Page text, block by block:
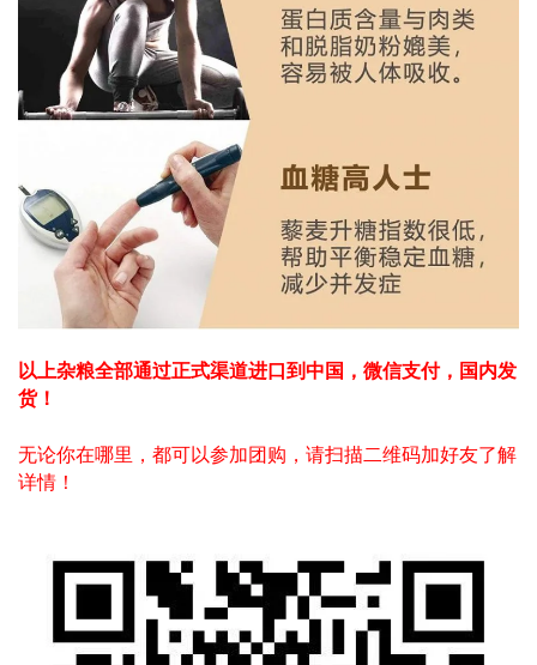
以上杂粮全部通过正式渠道进口到中国，微信支付，国内发
货！
无论你在哪里，都可以参加团购，请扫描二维码加好友了解
详情！